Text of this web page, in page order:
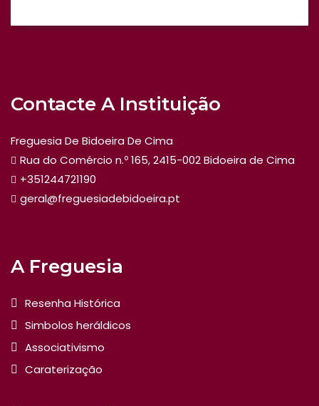
Contacte A Instituição
Freguesia De Bidoeira De Cima
Rua do Comércio n.º 165, 2415-002 Bidoeira de Cima
+351244721190
geral@freguesiadebidoeira.pt
A Freguesia
Resenha Histórica
Simbolos heráldicos
Associativismo
Caraterização